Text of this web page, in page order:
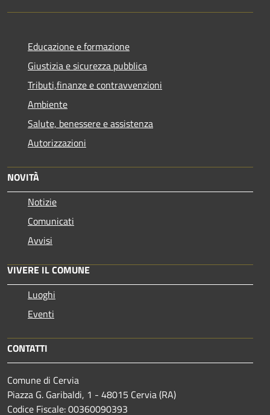
Educazione e formazione
Giustizia e sicurezza pubblica
Tributi,finanze e contravvenzioni
Ambiente
Salute, benessere e assistenza
Autorizzazioni
NOVITÀ
Notizie
Comunicati
Avvisi
VIVERE IL COMUNE
Luoghi
Eventi
CONTATTI
Comune di Cervia
Piazza G. Garibaldi, 1 - 48015 Cervia (RA)
Codice Fiscale: 00360090393